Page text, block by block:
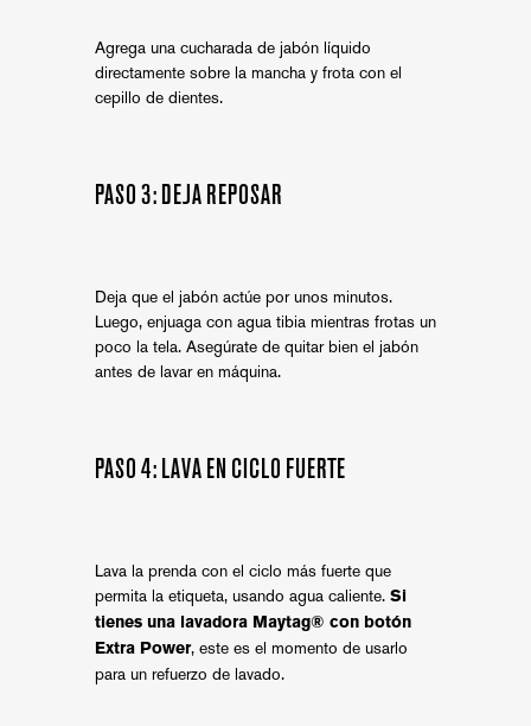
Agrega una cucharada de jabón líquido
directamente sobre la mancha y frota con el
cepillo de dientes.
PASO 3: DEJA REPOSAR
Deja que el jabón actúe por unos minutos.
Luego, enjuaga con agua tibia mientras frotas un
poco la tela. Asegúrate de quitar bien el jabón
antes de lavar en máquina.
PASO 4: LAVA EN CICLO FUERTE
Lava la prenda con el ciclo más fuerte que
permita la etiqueta, usando agua caliente. Si
tienes una lavadora Maytag® con botón
Extra Power, este es el momento de usarlo
para un refuerzo de lavado.